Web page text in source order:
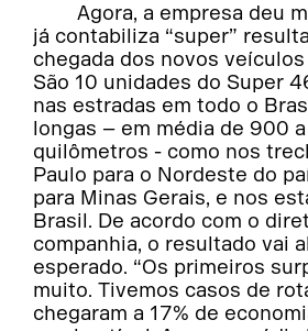
Agora, a empresa deu
já contabiliza “super”
chegada dos novos veículos
São 10 unidades do Super
nas estradas em todo o
longas – em média de 900
quilômetros - como nos
Paulo para o Nordeste do
para Minas Gerais, e nos
Brasil. De acordo com o
companhia, o resultado vai
esperado. “Os primeiros
muito. Tivemos casos de
chegaram a 17% de